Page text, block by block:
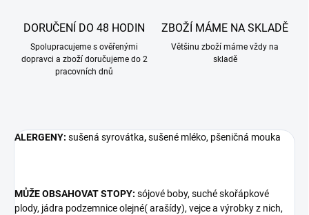
DORUČENÍ DO 48 HODIN
Spolupracujeme s ověřenými
dopravci a zboží doručujeme do 2
pracovních dnů
ZBOŽÍ MÁME NA SKLADĚ
Většinu zboží máme vždy na
skladě
ALERGENY: sušená syrovátka,sušené mléko, pšeničná mouka
MŮŽE OBSAHOVAT STOPY: sójové boby, suché skořápkové
plody, jádra podzemnice olejné( arašídy), vejce a výrobky z nich,